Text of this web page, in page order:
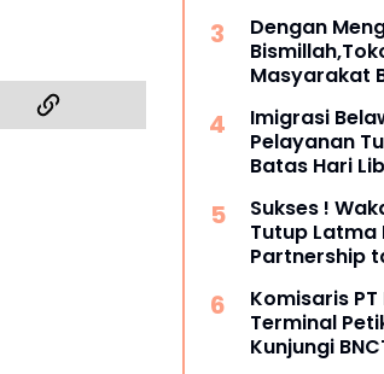
Dengan
Masyarakat
Musholla
Imigrasi
Pelayanan
Batas Hari
Sukses !
Tutup Latma
Partnership
Tengah
Komisaris PT
Terminal
Kunjungi